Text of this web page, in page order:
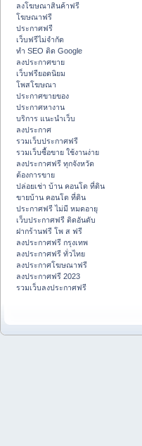
ลงโฆษณาสินค้าฟรี
โฆษณาฟรี
ประกาศฟรี
เว็บฟรีไม่จำกัด
ทำ SEO ติด Google
ลงประกาศขาย
เว็บฟรียอดนิยม
โพสโฆษณา
ประกาศขายของ
ประกาศหางาน
บริการ แนะนำเว็บ
ลงประกาศ
รวมเว็บประกาศฟรี
รวมเว็บซื้อขาย ใช้งานง่าย
ลงประกาศฟรี ทุกจังหวัด
ต้องการขาย
ปล่อยเช่า บ้าน คอนโด ที่ดิน
ขายบ้าน คอนโด ที่ดิน
ประกาศฟรี ไม่มี หมดอายุ
เว็บประกาศฟรี ติดอันดับ
ฝากร้านฟรี โพ ส ฟรี
ลงประกาศฟรี กรุงเทพ
ลงประกาศฟรี ทั่วไทย
ลงประกาศโฆษณาฟรี
ลงประกาศฟรี 2023
รวมเว็บลงประกาศฟรี